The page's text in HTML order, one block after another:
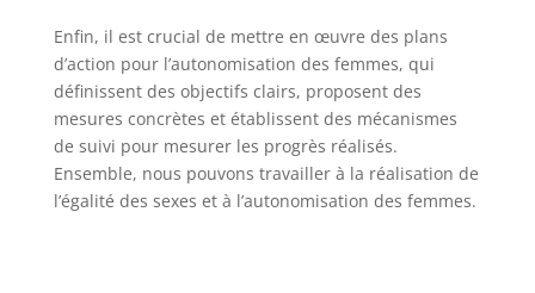
Enfin, il est crucial de mettre en œuvre des plans
d’action pour l’autonomisation des femmes, qui
définissent des objectifs clairs, proposent des
mesures concrètes et établissent des mécanismes
de suivi pour mesurer les progrès réalisés.
Ensemble, nous pouvons travailler à la réalisation de
l’égalité des sexes et à l’autonomisation des femmes.